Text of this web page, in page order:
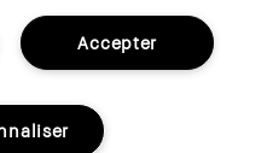
Accepter